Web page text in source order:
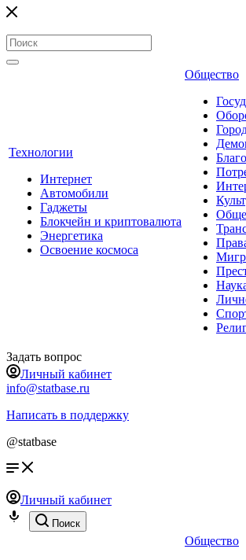
Технологии
Интернет
Автомобили
Гаджеты
Блокчейн и криптовалюта
Энергетика
Освоение космоса
Общество
Задать вопрос
Личный кабинет
info@statbase.ru
Написать в поддержку
@statbase
Личный кабинет
Поиск
Общество